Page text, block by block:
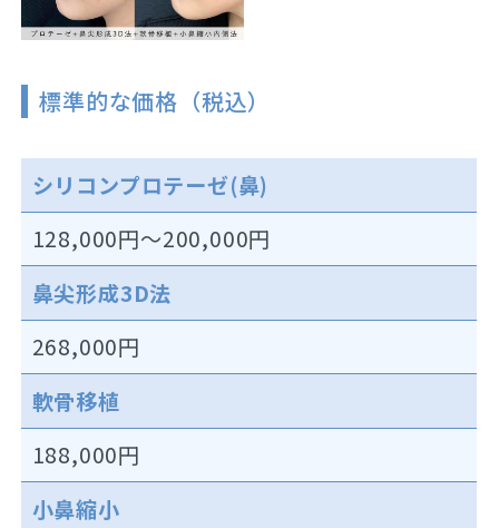
標準的な価格（税込）
シリコンプロテーゼ(鼻)
128,000円～200,000円
鼻尖形成3D法
268,000円
軟骨移植
188,000円
小鼻縮小